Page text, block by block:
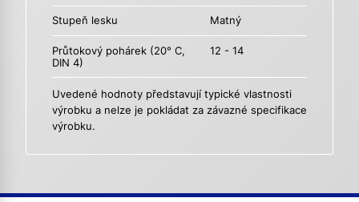
Stupeň lesku Matný
Průtokový pohárek (20° C,
DIN 4)
12 - 14
Uvedené hodnoty představují typické vlastnosti
výrobku a nelze je pokládat za závazné specifikace
výrobku.